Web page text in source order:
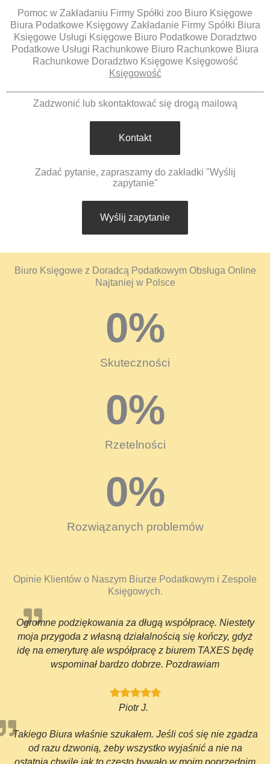
Pomoc w Zakładaniu Firmy Spółki zoo Biuro Księgowe
Biura Podatkowe Księgowy Zakładanie Firmy Spółki Biura
Księgowe Usługi Księgowe Biuro Podatkowe Doradztwo
Podatkowe Usługi Rachunkowe Biuro Rachunkowe Biura
Rachunkowe Doradztwo Księgowe Księgowość
Księgowość
Zadzwonić lub skontaktować się drogą mailową
Kontakt
Zadać pytanie, zapraszamy do zakładki "Wyślij
zapytanie"
Wyślij zapytanie
Biuro Księgowe z Doradcą Podatkowym Obsługa Online
Najtaniej w Polsce
Skuteczności
0%
Rzetelności
0%
Rozwiązanych problemów
0%
Opinie Klientów o Naszym Biurze Podatkowym i Zespole
Księgowych.
Ogromne podziękowania za długą współpracę. Niestety
moja przygoda z własną działalnością się kończy, gdyż
idę na emeryturę ale współpracę z biurem TAXES będę
wspominał bardzo dobrze. Pozdrawiam
Piotr J.
Takiego Biura właśnie szukałem. Jeśli coś się nie zgadza
od razu dzwonią, żeby wszystko wyjaśnić a nie na